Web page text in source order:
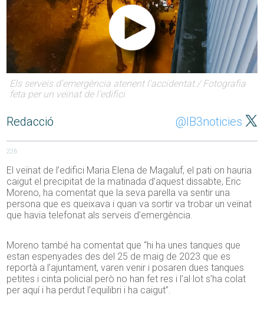
Els serveis d'emergència atenent l'accidentat./ Fotografia
feta per un veïnat de l'edifici
Redacció @IB3noticies
226
El veïnat de l’edifici Maria Elena de Magaluf, el pati on hauria
caigut el precipitat de la matinada d’aquest dissabte, Eric
Moreno, ha comentat que la seva parella va sentir una
persona que es queixava i quan va sortir va trobar un veïnat
que havia telefonat als serveis d’emergència.
Moreno també ha comentat que “hi ha unes tanques que
estan espenyades des del 25 de maig de 2023 que es
reportà a l’ajuntament, varen venir i posaren dues tanques
petites i cinta policial però no han fet res i l’al·lot s’ha colat
per aquí i ha perdut l’equilibri i ha caigut”.